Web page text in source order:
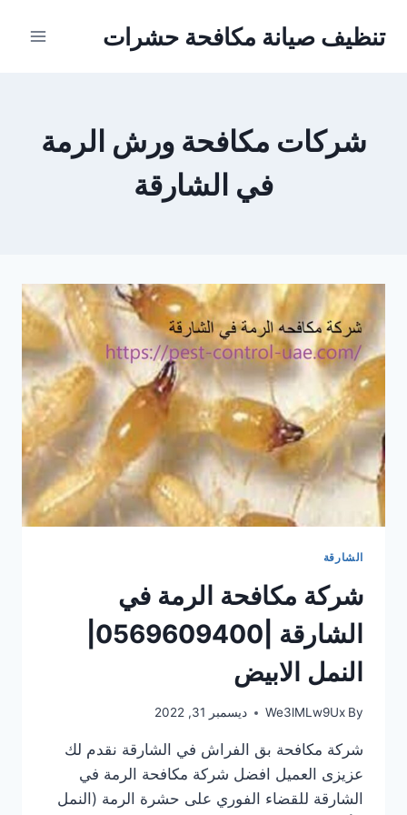
تنظيف صيانة مكافحة حشرات
شركات مكافحة ورش الرمة
في الشارقة
الشارقة
شركة مكافحة الرمة في
النمل الابيض
By
We3lMLw9Ux ديسمبر 31, 2022
شركة مكافحة بق الفراش في الشارقة نقدم لك
عزيزى العميل افضل شركة مكافحة الرمة في
الشارقة للقضاء الفوري على حشرة الرمة (النمل